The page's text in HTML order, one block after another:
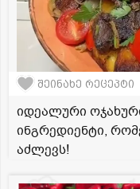
შეინახე რეცეპტი
იდეალური
ინგრედიენტი,
აძლევს!